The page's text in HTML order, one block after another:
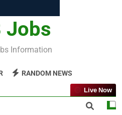
Jobs
Information
RANDOM NEWS
Live Now